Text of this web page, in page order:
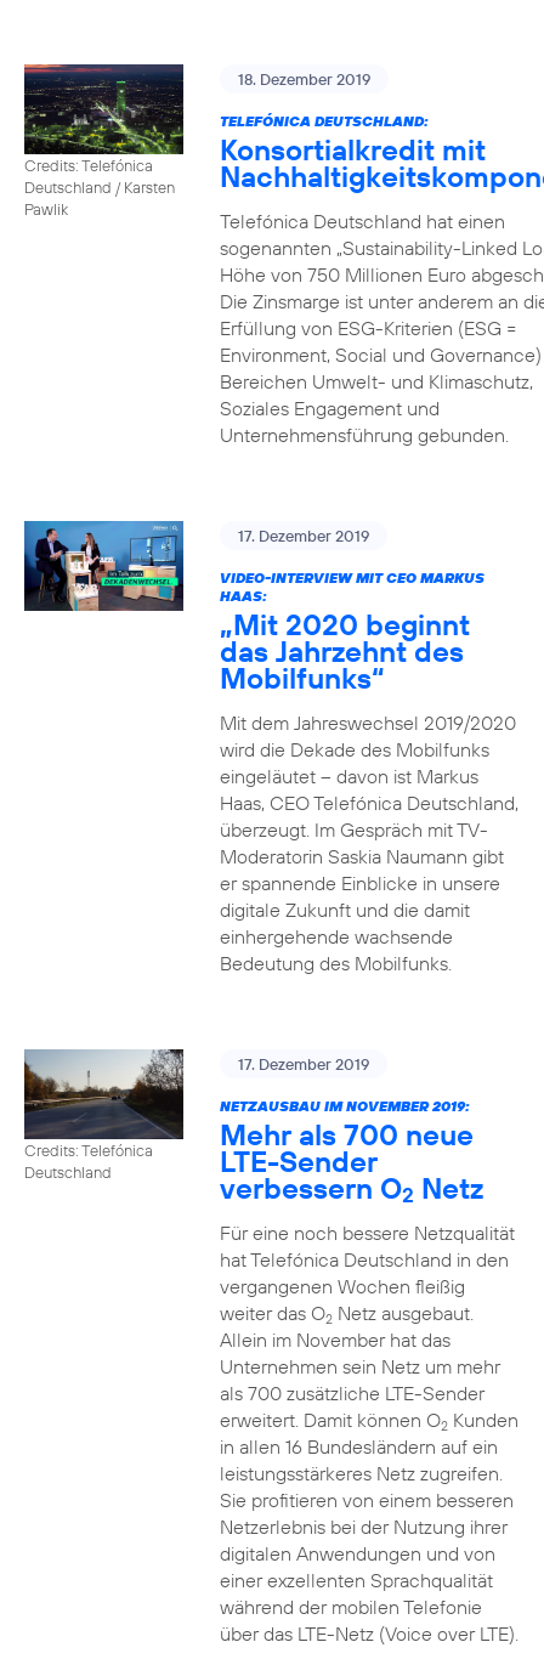
Credits: Telefónica
Deutschland / Karsten
Pawlik
18. Dezember 2019
TELEFÓNICA DEUTSCHLAND:
Konsortialkredit mit
Telefónica Deutschland hat einen
sogenannten „Sustainability-Linked
Höhe von 750 Millionen Euro
Die Zinsmarge ist unter anderem an
Erfüllung von ESG-Kriterien (ESG =
Environment, Social und
Bereichen Umwelt- und Klimaschutz,
Soziales Engagement und
Unternehmensführung gebunden.
17. Dezember 2019
VIDEO-INTERVIEW MIT CEO MARKUS
HAAS:
„Mit 2020 beginnt
das Jahrzehnt des
Mobilfunks“
Mit dem Jahreswechsel 2019/2020
wird die Dekade des Mobilfunks
eingeläutet – davon ist Markus
Haas, CEO Telefónica Deutschland,
überzeugt. Im Gespräch mit TV-
Moderatorin Saskia Naumann gibt
er spannende Einblicke in unsere
digitale Zukunft und die damit
einhergehende wachsende
Bedeutung des Mobilfunks.
Credits: Telefónica
Deutschland
17. Dezember 2019
NETZAUSBAU IM NOVEMBER 2019:
Mehr als 700 neue
LTE-Sender
verbessern O2 Netz
Für eine noch bessere Netzqualität
hat Telefónica Deutschland in den
vergangenen Wochen fleißig
weiter das O2Netz ausgebaut.
Allein im November hat das
Unternehmen sein Netz um mehr
als 700 zusätzliche LTE-Sender
erweitert. Damit können O2Kunden
in allen 16 Bundesländern auf ein
leistungsstärkeres Netz zugreifen.
Sie profitieren von einem besseren
Netzerlebnis bei der Nutzung ihrer
digitalen Anwendungen und von
einer exzellenten Sprachqualität
während der mobilen Telefonie
über das LTE-Netz (Voice over LTE).